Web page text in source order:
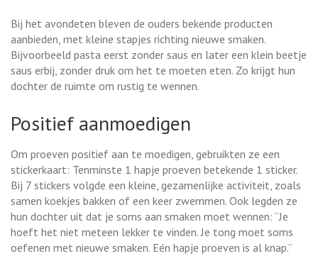
Bij het avondeten bleven de ouders bekende producten
aanbieden, met kleine stapjes richting nieuwe smaken.
Bijvoorbeeld pasta eerst zonder saus en later een klein beetje
saus erbij, zonder druk om het te moeten eten. Zo krijgt hun
dochter de ruimte om rustig te wennen.
Positief aanmoedigen
Om proeven positief aan te moedigen, gebruikten ze een
stickerkaart: Tenminste 1 hapje proeven betekende 1 sticker.
Bij 7 stickers volgde een kleine, gezamenlijke activiteit, zoals
samen koekjes bakken of een keer zwemmen. Ook legden ze
hun dochter uit dat je soms aan smaken moet wennen: “Je
hoeft het niet meteen lekker te vinden. Je tong moet soms
oefenen met nieuwe smaken. Eén hapje proeven is al knap.”